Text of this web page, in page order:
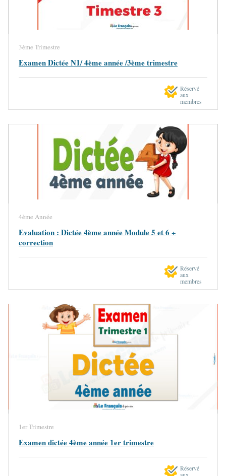
3ème Trimestre
Examen Dictée N1/ 4ème année /3ème trimestre
Réservé
aux
membres
4ème Année
Evaluation : Dictée 4ème année Module 5 et 6 +
correction
Réservé
aux
membres
1er Trimestre
Examen dictée 4ème année 1er trimestre
Réservé
aux